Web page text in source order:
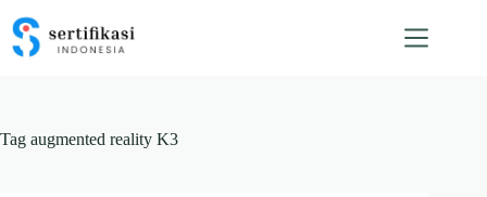
content
Tag augmented reality K3